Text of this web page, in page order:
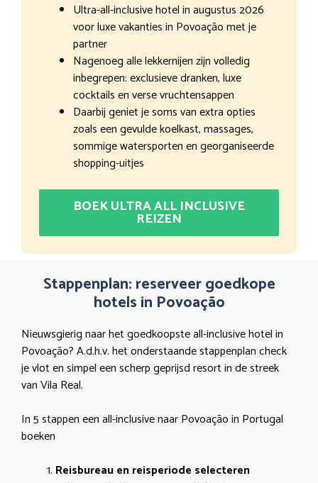
Ultra-all-inclusive hotel in augustus 2026
voor luxe vakanties in Povoação met je
partner
Nagenoeg alle lekkernijen zijn volledig
inbegrepen: exclusieve dranken, luxe
cocktails en verse vruchtensappen
Daarbij geniet je soms van extra opties
zoals een gevulde koelkast, massages,
sommige watersporten en georganiseerde
shopping-uitjes
BOEK ULTRA ALL INCLUSIVE
REIZEN
Stappenplan: reserveer goedkope
hotels in Povoação
Nieuwsgierig naar het goedkoopste all-inclusive hotel in
Povoação? A.d.h.v. het onderstaande stappenplan check
je vlot en simpel een scherp geprijsd resort in de streek
van Vila Real.
In 5 stappen een all-inclusive naar Povoação in Portugal
boeken
Reisbureau en reisperiode selecteren